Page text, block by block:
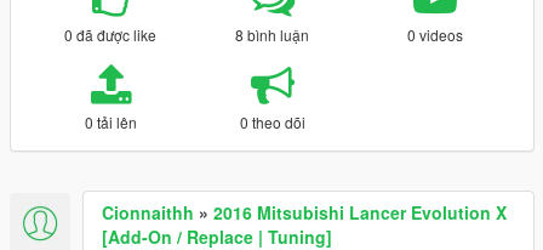
0 đã được like 8 bình luận 0 videos
0 tải lên 0 theo dõi
Cionnaithh » 2016 Mitsubishi Lancer Evolution X
[Add-On / Replace | Tuning]